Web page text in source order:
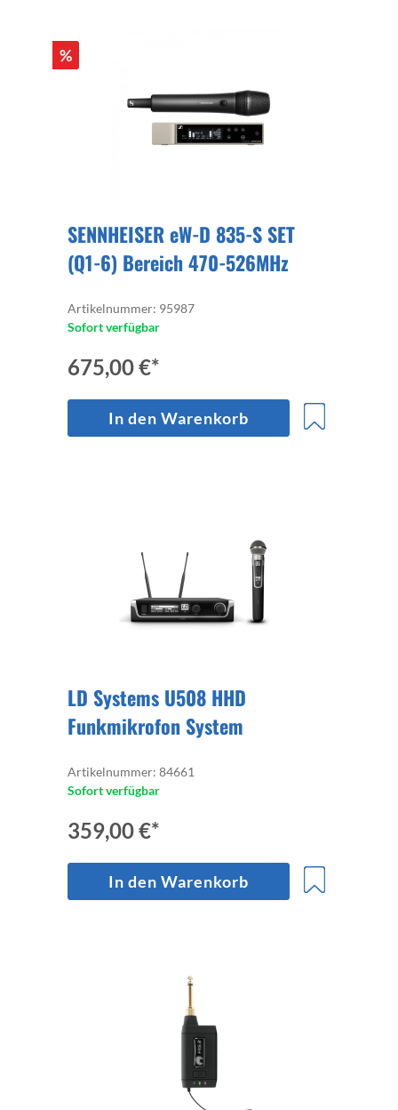
%
SENNHEISER eW-D 835-S SET
(Q1-6) Bereich 470-526MHz
Artikelnummer: 95987
Sofort verfügbar
675,00 €*
In den Warenkorb
LD Systems U508 HHD
Funkmikrofon System
Artikelnummer: 84661
Sofort verfügbar
359,00 €*
In den Warenkorb